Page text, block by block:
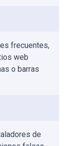
frecuentes,
web
o barras
de